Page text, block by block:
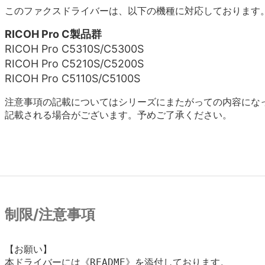
このファクスドライバーは、以下の機種に対応しております
RICOH Pro C製品群
RICOH Pro C5310S/C5300S
RICOH Pro C5210S/C5200S
RICOH Pro C5110S/C5100S
注意事項の記載についてはシリーズにまたがっての内容に
記載される場合がございます。予めご了承ください。
制限/注意事項
【お願い】
本ドライバーには《README》を添付しております。